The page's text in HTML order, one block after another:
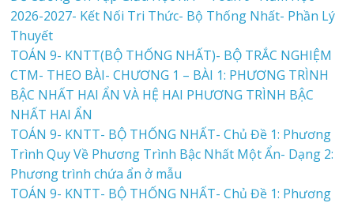
2026-2027- Kết Nối Tri Thức- Bộ Thống Nhất- Phần Lý
Thuyết
TOÁN 9- KNTT(BỘ THỐNG NHẤT)- BỘ TRẮC NGHIỆM
CTM- THEO BÀI- CHƯƠNG 1 – BÀI 1: PHƯƠNG TRÌNH
BẬC NHẤT HAI ẨN VÀ HỆ HAI PHƯƠNG TRÌNH BẬC
NHẤT HAI ẨN
TOÁN 9- KNTT- BỘ THỐNG NHẤT- Chủ Đề 1: Phương
Trình Quy Về Phương Trình Bậc Nhất Một Ẩn- Dạng 2:
Phương trình chứa ẩn ở mẫu
TOÁN 9- KNTT- BỘ THỐNG NHẤT- Chủ Đề 1: Phương